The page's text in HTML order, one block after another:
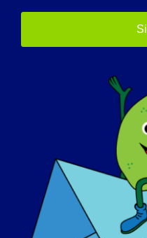
Как LGMD
тем человеком,
Хотя болезнь
меня слабее
важно, сделала
эмоционально и
не пожелал
однако я считаю,
благословением в
благодарна за то,
то, что я могу